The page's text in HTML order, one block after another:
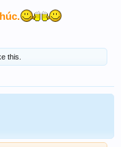
this.